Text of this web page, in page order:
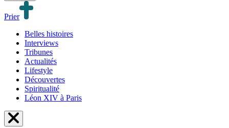
Prier
Belles histoires
Interviews
Tribunes
Actualités
Lifestyle
Découvertes
Spiritualité
Léon XIV à Paris